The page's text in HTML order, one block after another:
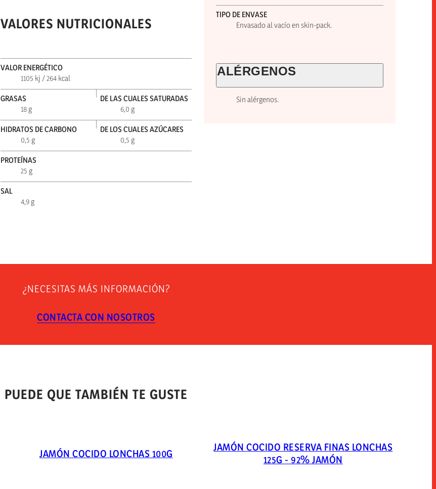
VALORES NUTRICIONALES
VALOR ENERGÉTICO
1105 kj / 264 kcal
GRASAS
18 g
DE LAS CUALES SATURADAS
6,0 g
HIDRATOS DE CARBONO
0,5 g
DE LOS CUALES AZÚCARES
0,5 g
PROTEÍNAS
25 g
SAL
4,9 g
TIPO DE ENVASE
Envasado al vacío en skin-pack.
ALÉRGENOS
Sin alérgenos
¿NECESITAS MÁS INFORMACIÓN?
CONTACTA CON NOSOTROS
PUEDE QUE TAMBIÉN TE GUSTE
JAMÓN COCIDO LONCHAS 100G
JAMÓN COCIDO RESERVA FINAS LONCHAS
125G - 92% JAMÓN